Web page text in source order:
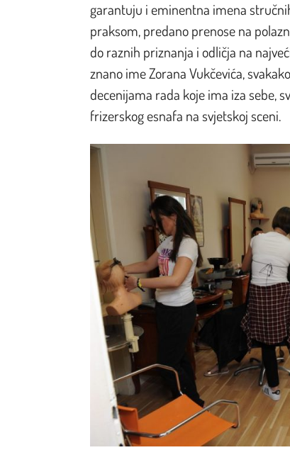
garantuju i eminentna imena
praksom, predano prenose na
do raznih priznanja i odličja na
znano ime Zorana Vukčevića,
decenijama rada koje ima iza sebe,
frizerskog esnafa na svjetskoj sceni.